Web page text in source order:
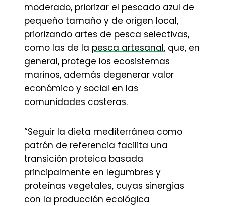
moderado, priorizar el pescado azul de
pequeño tamaño y de origen local,
priorizando artes de pesca selectivas,
como las de la pesca artesanal, que, en
general, protege los ecosistemas
marinos, además degenerar valor
económico y social en las
comunidades costeras.
“Seguir la dieta mediterránea como
patrón de referencia facilita una
transición proteica basada
principalmente en legumbres y
proteínas vegetales, cuyas sinergias
con la producción ecológica